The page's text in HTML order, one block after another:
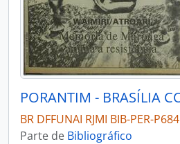
BR DFFUNAI RJMI BIB-PER-P684
Parte de Bibliográfico